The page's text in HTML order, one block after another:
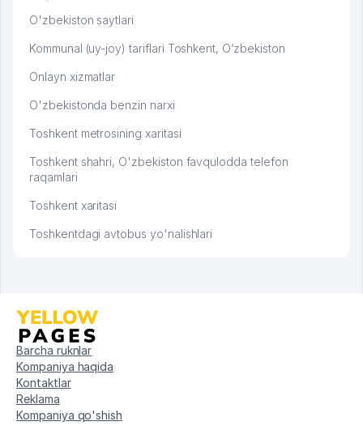
O'zbekiston saytlari
Kommunal (uy-joy) tariflari Toshkent, O‘zbekiston
Onlayn xizmatlar
O'zbekistonda benzin narxi
Toshkent metrosining xaritasi
Toshkent shahri, O'zbekiston favqulodda telefon
raqamlari
Toshkent xaritasi
Toshkentdagi avtobus yo'nalishlari
Barcha ruknlar
Kompaniya haqida
Kontaktlar
Reklama
Kompaniya qo'shish